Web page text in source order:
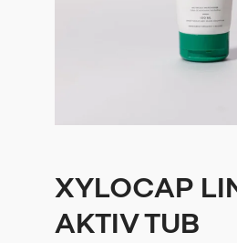
XYLOCAP
AKTIV TUB